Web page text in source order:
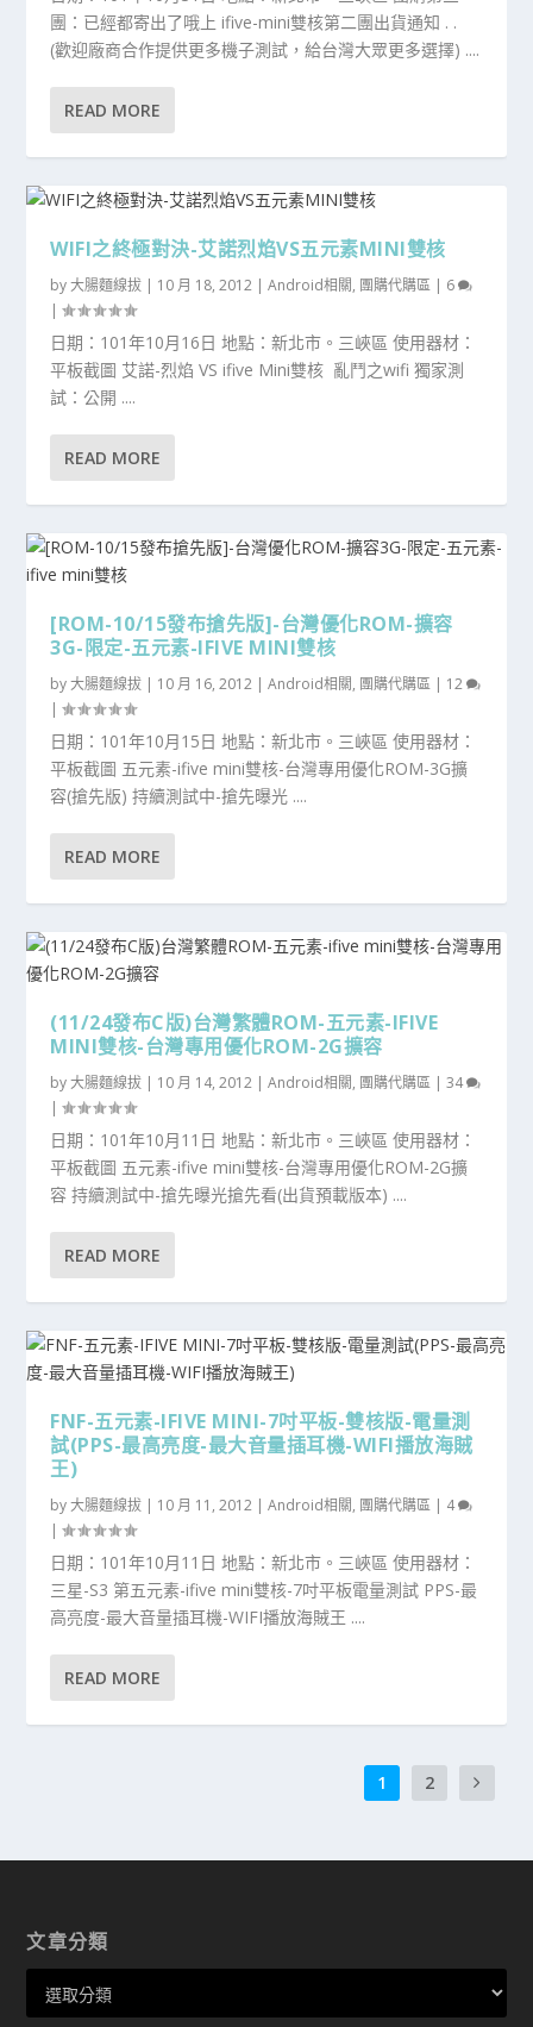
團：已經都寄出了哦上 ifive-mini雙核第二團出貨通知 . .
(歡迎廠商合作提供更多機子測試，給台灣大眾更多選擇) ....
READ MORE
WIFI之終極對決-艾諾烈焰VS五元素MINI雙核
by大腸麵線拔 | 10 月 18, 2012 |Android相關, 團購代購區 | 6
|
日期：101年10月16日 地點：新北市。三峽區 使用器材：
平板截圖 艾諾-烈焰 VS ifive Mini雙核 亂鬥之wifi 獨家測
試：公開 ....
READ MORE
[ROM-10/15發布搶先版]-台灣優化ROM-擴容
3G-限定-五元素-IFIVE MINI雙核
by大腸麵線拔 | 10 月 16, 2012 |Android相關, 團購代購區 | 12
|
日期：101年10月15日 地點：新北市。三峽區 使用器材：
平板截圖 五元素-ifive mini雙核-台灣專用優化ROM-3G擴
容(搶先版) 持續測試中-搶先曝光 ....
READ MORE
(11/24發布C版)台灣繁體ROM-五元素-IFIVE
MINI雙核-台灣專用優化ROM-2G擴容
by大腸麵線拔 | 10 月 14, 2012 |Android相關, 團購代購區 |34
|
日期：101年10月11日 地點：新北市。三峽區 使用器材：
平板截圖 五元素-ifive mini雙核-台灣專用優化ROM-2G擴
容 持續測試中-搶先曝光搶先看(出貨預載版本) ....
READ MORE
FNF-五元素-IFIVE MINI-7吋平板-雙核版-電量測
試(PPS-最高亮度-最大音量插耳機-WIFI播放海賊
王)
by大腸麵線拔 | 10 月 11, 2012 |Android相關, 團購代購區 | 4
|
日期：101年10月11日 地點：新北市。三峽區 使用器材：
三星-S3 第五元素-ifive mini雙核-7吋平板電量測試 PPS-最
高亮度-最大音量插耳機-WIFI播放海賊王 ....
READ MORE
1 2
文章分類